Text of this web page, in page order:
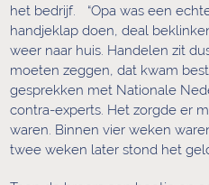
het bedrijf. “Opa was een
handjeklap doen, deal
weer naar huis. Handelen zit
moeten zeggen, dat kwam
gesprekken met Nationale
contra-experts. Het zorgde er
waren. Binnen vier weken
twee weken later stond het